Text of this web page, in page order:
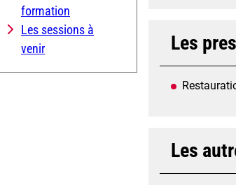
formation
Les sessions à
venir
Les
Les